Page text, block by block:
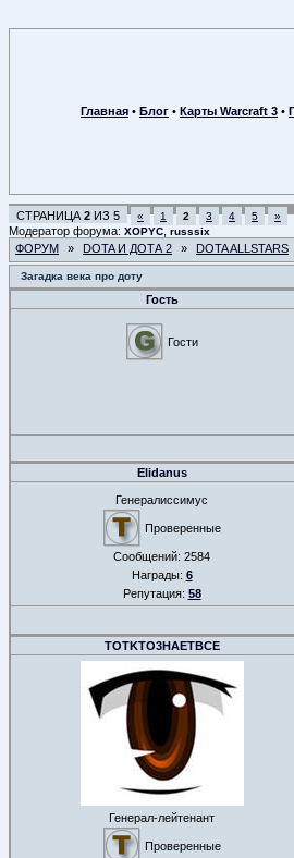
Главная • Блог • Карты Warcraft 3 •
СТРАНИЦА 2 ИЗ 5 « 1 2 3 4 5 »
Модератор форума: XOPYC russsix
ФОРУМ » DOTA И ДОТА 2 » DOTA ALLSTARS
Загадка века про доту
Гость
Гости
Elidanus
Генералиссимус
Проверенные
Сообщений: 2584
Награды: 6
Репутация: 58
TOTKTO3HAETBCE
Генерал-лейтенант
Проверенные